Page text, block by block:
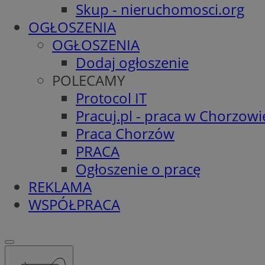
Skup - nieruchomosci.org
OGŁOSZENIA
OGŁOSZENIA
Dodaj ogłoszenie
POLECAMY
Protocol IT
Pracuj.pl - praca w
Praca Chorzów
PRACA
Ogłoszenie o pracę
REKLAMA
WSPÓŁPRACA